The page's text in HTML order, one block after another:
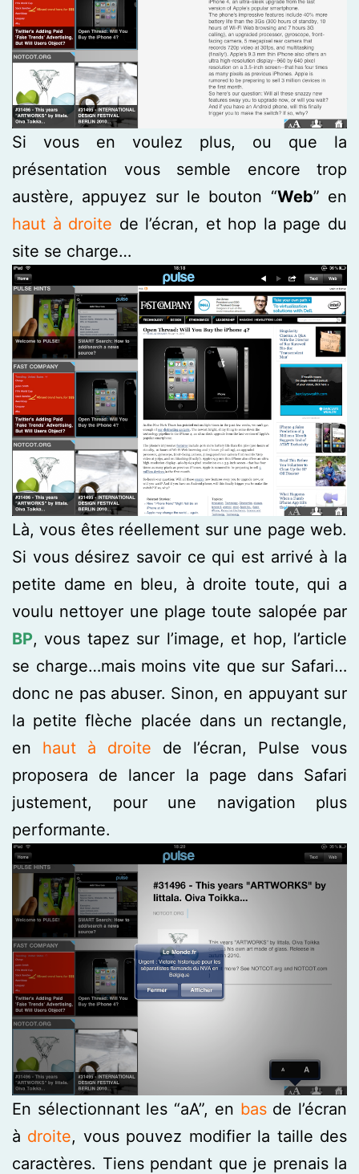
Si vous en voulez plus, ou que la
présentation vous semble encore trop
austère, appuyez sur le bouton “Web” en
haut à droite de l’écran, et hop la page du
site se charge…
Là, vous êtes réellement sur une page web.
Si vous désirez savoir ce qui est arrivé à la
petite dame en bleu, à droite toute, qui a
voulu nettoyer une plage toute salopée par
BP, vous tapez sur l’image, et hop, l’article
se charge…mais moins vite que sur Safari…
donc ne pas abuser. Sinon, en appuyant sur
la petite flèche placée dans un rectangle,
en haut à droite de l’écran, Pulse vous
proposera de lancer la page dans Safari
justement, pour une navigation plus
performante.
En sélectionnant les “aA”, en basde l’écran
à droite, vous pouvez modifier la taille des
caractères. Tiens pendant que je prenais la